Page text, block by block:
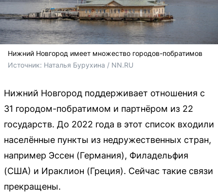
Нижний Новгород имеет множество городов-побратимов
Источник: Наталья Бурухина / NN.RU
Нижний Новгород поддерживает отношения с
31 городом-побратимом и партнёром из 22
государств. До 2022 года в этот список входили
населённые пункты из недружественных стран,
например Эссен (Германия), Филадельфия
(США) и Ираклион (Греция). Сейчас такие связи
прекращены.